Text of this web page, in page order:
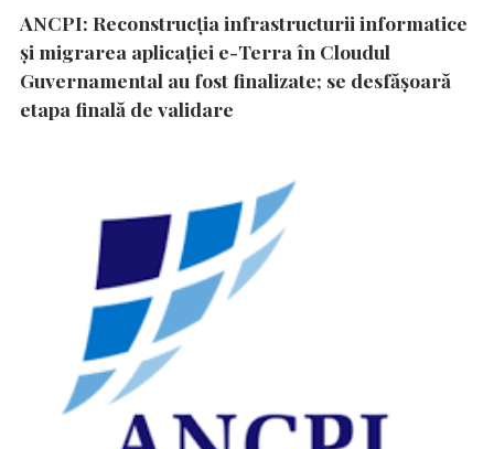
ANCPI: Reconstrucția infrastructurii informatice
și migrarea aplicației e-Terra în Cloudul
Guvernamental au fost finalizate; se desfășoară
etapa finală de validare